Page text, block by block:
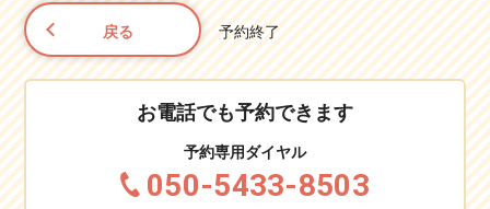
戻る 予約終了
お電話でも予約できます
予約専用ダイヤル
050-5433-8503